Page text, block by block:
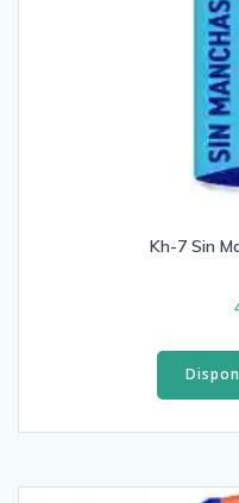
Kh-7 Sin